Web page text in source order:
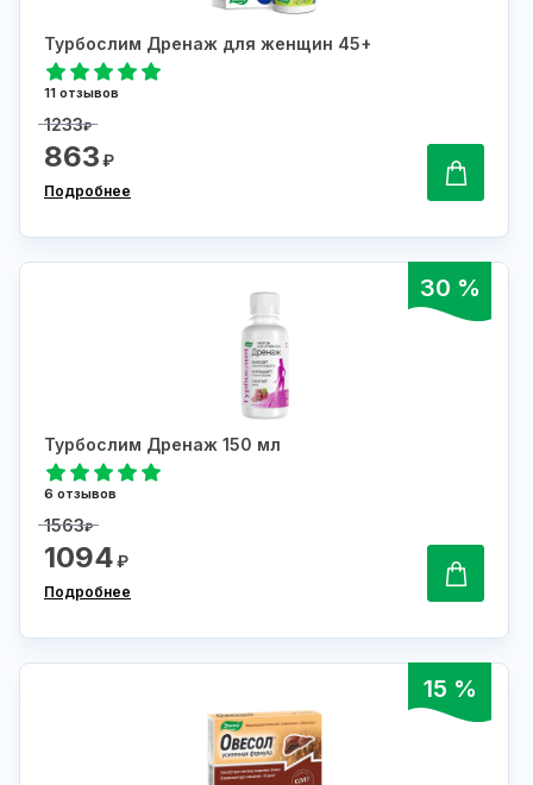
Турбослим Дренаж для женщин 45+
11 отзывов
1233₽
863₽
Подробнее
30 %
Турбослим Дренаж 150 мл
6 отзывов
1563₽
1094₽
Подробнее
15 %